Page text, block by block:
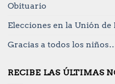
Obituario
Elecciones en la Unión de
Gracias a todos los
RECIBE LAS ÚLTIMAS